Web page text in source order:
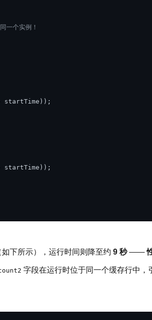
一个实例！
startTime));
startTime));
如下所示），运行时间则降至约 9 秒——
字段在运行时位于同一个缓存行中